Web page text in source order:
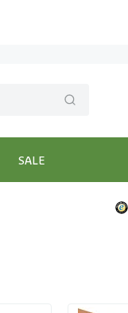
SALE